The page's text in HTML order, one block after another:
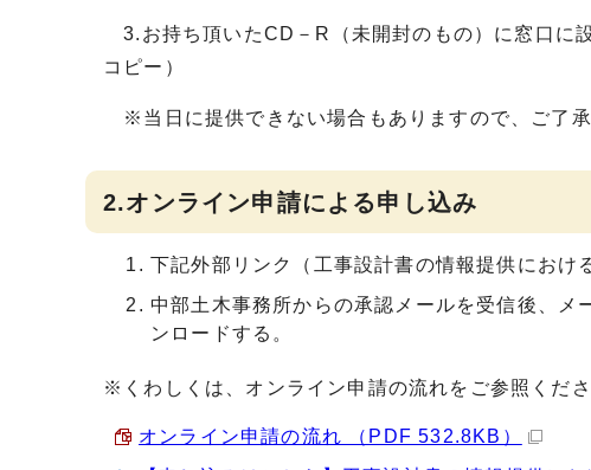
3.お持ち頂いたCD－R（未開封のもの）に窓口に
コピー）
※当日に提供できない場合もありますので、ご了承
2.オンライン申請による申し込み
下記外部リンク（工事設計書の情報提供にお
中部土木事務所からの承認メールを受信後、
ンロードする。
※くわしくは、オンライン申請の流れをご参照くださ
オンライン申請の流れ （PDF 532.8KB）